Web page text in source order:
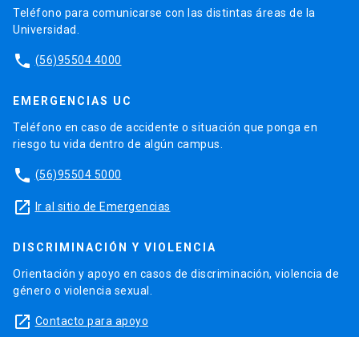
Teléfono para comunicarse con las distintas áreas de la
Universidad.
phone (56)95504 4000
EMERGENCIAS UC
Teléfono en caso de accidente o situación que ponga en
riesgo tu vida dentro de algún campus.
phone (56)95504 5000
launch Ir al sitio de Emergencias
DISCRIMINACIÓN Y VIOLENCIA
Orientación y apoyo en casos de discriminación, violencia de
género o violencia sexual.
launch Contacto para apoyo